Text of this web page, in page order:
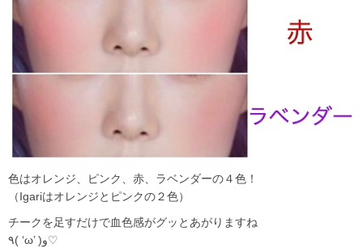
色はオレンジ、ピンク、赤、ラベンダーの４色！
（Igariはオレンジとピンクの２色）
チークを足すだけで血色感がグッとあがりますね
٩( ‘ω’ )و♡